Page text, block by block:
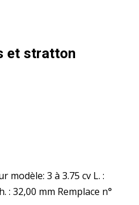
et stratton
modèle: 3 à 3.75 cv L. :
: 32,00 mm Remplace n°